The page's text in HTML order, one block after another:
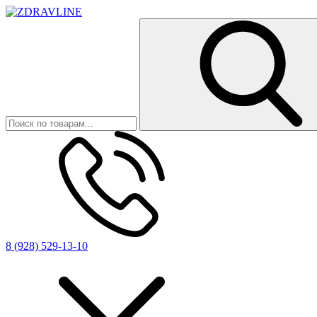
8 (928) 529-13-10